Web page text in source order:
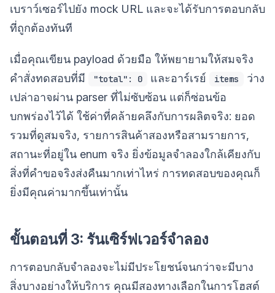
เบราว์เซอร์ไปยัง mock URL และจะได้รับการตอบกลับ
ที่ถูกต้องทันที
เมื่อคุณเขียน payload ด้วยมือ ให้พยายามให้สมจริง
คำสั่งทดสอบที่มี
"total": 0 และอาร์เรย์ items
ว่าง
เปล่าอาจผ่าน parser ที่ไม่ซับซ้อน แต่ก็ซ่อนข้อ
บกพร่องไว้ได้ ใช้ค่าที่คล้ายคลึงกับการผลิตจริง: ยอด
รวมที่ดูสมจริง, รายการสินค้าสองหรือสามรายการ,
สถานะที่อยู่ใน enum จริง ยิ่งข้อมูลจำลองใกล้เคียงกับ
สิ่งที่คำขอจริงส่งคืนมากเท่าไหร่ การทดสอบของคุณก็
ยิ่งมีคุณค่ามากขึ้นเท่านั้น
ขั้นตอนที่ 3: รันเซิร์ฟเวอร์จำลอง
การตอบกลับจำลองจะไม่มีประโยชน์จนกว่าจะมีบาง
สิ่งบางอย่างให้บริการ คุณมีสองทางเลือกในการโฮสต์